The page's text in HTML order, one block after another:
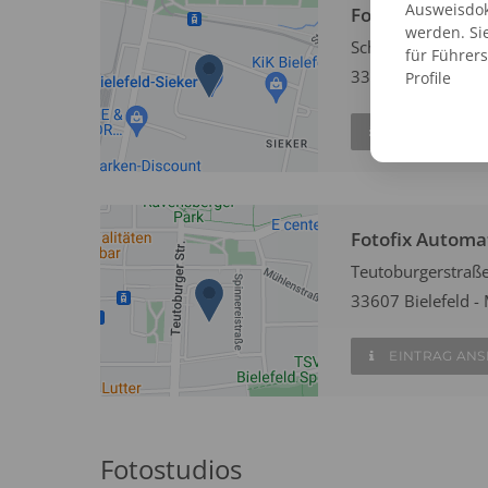
Fotofix
Schweriner Str 4
33605 Bielefeld -
Fotofix
33607 Bielefeld -
EINTRAG
Fotostudios
werden.
für
Profile